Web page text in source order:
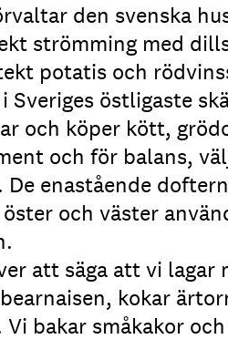
den svenska
strömming med
potatis och
Sveriges östligaste
och köper kött,
och för balans,
enastående
och väster
att säga att vi
kokar
Vi bakar småkakor